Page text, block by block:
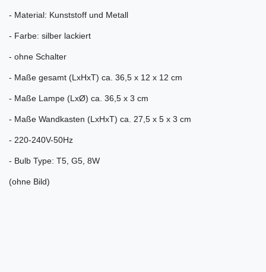
- Material: Kunststoff und Metall
- Farbe: silber lackiert
- ohne Schalter
- Maße gesamt (LxHxT) ca. 36,5 x 12 x 12 cm
- Maße Lampe (LxØ) ca. 36,5 x 3 cm
- Maße Wandkasten (LxHxT) ca. 27,5 x 5 x 3 cm
- 220-240V-50Hz
- Bulb Type: T5, G5, 8W
(ohne Bild)